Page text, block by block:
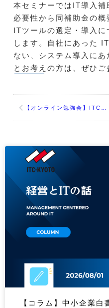
本セミナーではIT導入
必要性から同補助金の
ITツールの選定・導入
します。自社にあった
ない、システム導入に
とお考えの方は、ぜひご
【コラム】中小企業白